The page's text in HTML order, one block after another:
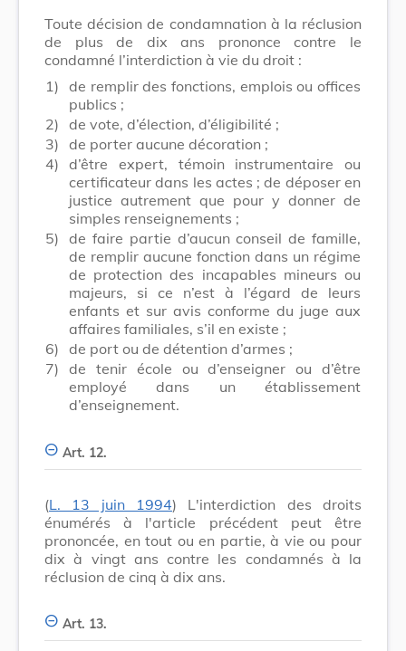
Toute décision de condamnation à la réclusion
de plus de dix ans prononce contre le
condamné l’interdiction à vie du droit :
1) de remplir des fonctions, emplois ou offices
publics ;
2) de vote, d’élection, d’éligibilité ;
3) de porter aucune décoration ;
4) d’être expert, témoin instrumentaire ou
certificateur dans les actes ; de déposer en
justice autrement que pour y donner de
simples renseignements ;
5) de faire partie d’aucun conseil de famille,
de remplir aucune fonction dans un régime
de protection des incapables mineurs ou
majeurs, si ce n’est à l’égard de leurs
enfants et sur avis conforme du juge aux
affaires familiales, s’il en existe ;
6) de port ou de détention d’armes ;
7) de tenir école ou d’enseigner ou d’être
employé dans un établissement
d’enseignement.
Art. 12.
(L. 13 juin 1994) L'interdiction des droits
énumérés à l'article précédent peut être
prononcée, en tout ou en partie, à vie ou pour
dix à vingt ans contre les condamnés à la
réclusion de cinq à dix ans.
Art. 13.